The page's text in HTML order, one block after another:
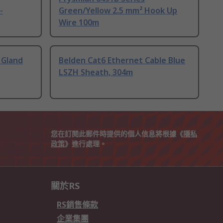
Green/Yellow 2.5 mm² Hook Up
Wire 100m
Belden Cat6 Ethernet Cable Blue
LSZH Sheath, 304m
您在訂閱此郵件時提供的個人信息將根據《隱私
政策》進行處理。
關於RS
RS銷售條款
企業集團